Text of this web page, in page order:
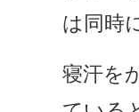
は同時
寝汗を